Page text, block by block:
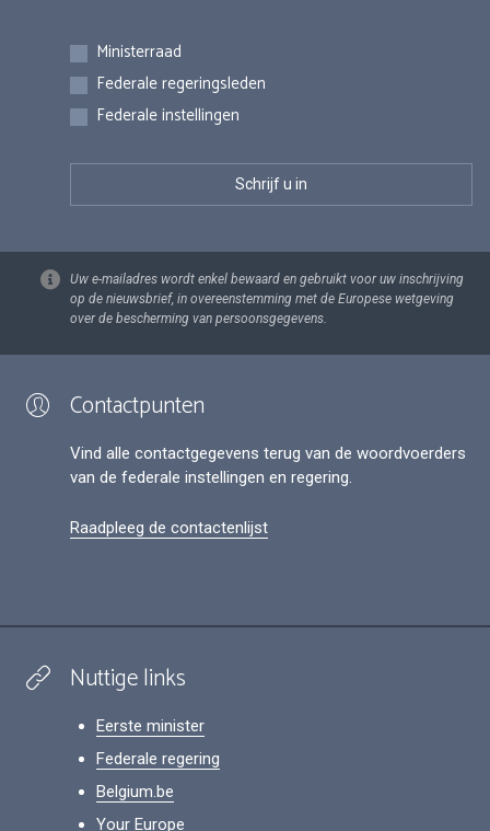
Inschrijvingen
Ministerraad
Federale regeringsleden
Federale instellingen
Uw e-mailadres wordt enkel bewaard en gebruikt voor uw inschrijving
op de nieuwsbrief, in overeenstemming met de Europese wetgeving
over de bescherming van persoonsgegevens.
Contactpunten
Vind alle contactgegevens terug van de woordvoerders
van de federale instellingen en regering.
Raadpleeg de contactenlijst
Nuttige links
Eerste minister
Federale regering
Belgium.be
Your Europe